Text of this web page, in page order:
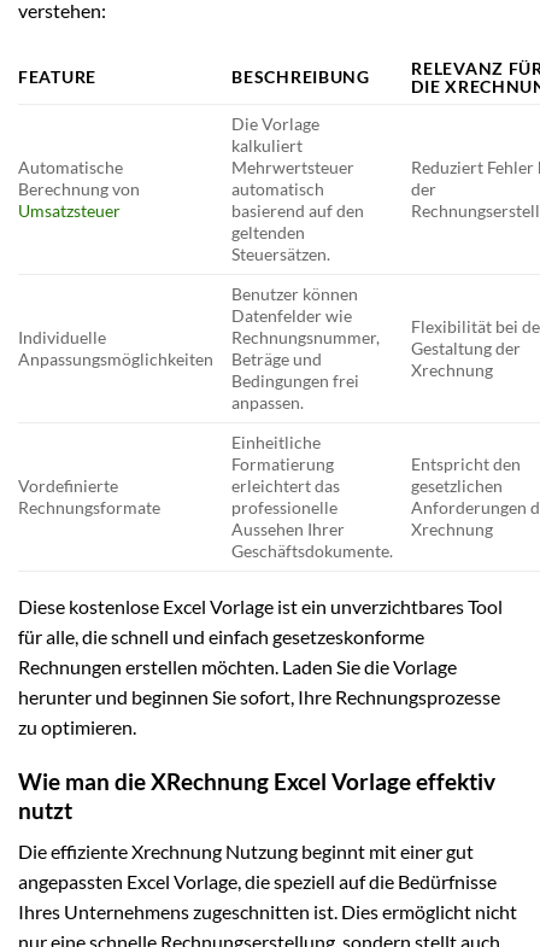
verstehen:
FEATURE BESCHREIBUNG
RELEVANZ
DIE
Automatische
Berechnung von
Umsatzsteuer
Die Vorlage
kalkuliert
Mehrwertsteuer
automatisch
basierend auf den
geltenden
Steuersätzen.
Reduziert Fehler
der
Individuelle
Anpassungsmöglichkeiten
Benutzer können
Datenfelder wie
Rechnungsnummer,
Beträge und
Bedingungen frei
anpassen.
Flexibilität bei
Gestaltung der
Xrechnung
Vordefinierte
Rechnungsformate
Einheitliche
Formatierung
erleichtert das
professionelle
Aussehen Ihrer
Geschäftsdokumente.
Entspricht den
gesetzlichen
Anforderungen
Xrechnung
Diese kostenlose Excel Vorlage ist ein unverzichtbares Tool
für alle, die schnell und einfach gesetzeskonforme
Rechnungen erstellen möchten. Laden Sie die Vorlage
herunter und beginnen Sie sofort, Ihre Rechnungsprozesse
zu optimieren.
Wie man die XRechnung Excel Vorlage effektiv
nutzt
Die effiziente Xrechnung Nutzung beginnt mit einer gut
angepassten Excel Vorlage, die speziell auf die Bedürfnisse
Ihres Unternehmens zugeschnitten ist. Dies ermöglicht nicht
nur eine schnelle Rechnungserstellung, sondern stellt auch